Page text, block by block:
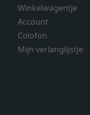
Winkelwagentje
Account
Colofon
Mijn verlanglijstje